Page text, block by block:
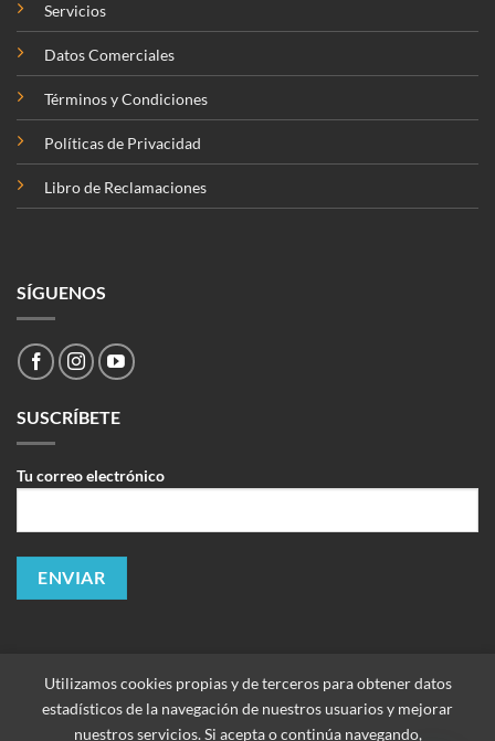
Servicios
Datos Comerciales
Términos y Condiciones
Políticas de Privacidad
Libro de Reclamaciones
SÍGUENOS
SUSCRÍBETE
Tu correo electrónico
Utilizamos cookies propias y de terceros para obtener datos
estadísticos de la navegación de nuestros usuarios y mejorar
nuestros servicios. Si acepta o continúa navegando,